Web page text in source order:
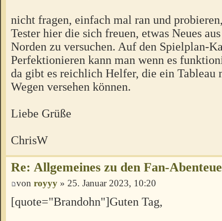
nicht fragen, einfach mal ran und
Tester hier die sich freuen, etwas Neues
Norden zu versuchen. Auf den Spielplan-
Perfektionieren kann man wenn es
da gibt es reichlich Helfer, die ein Tableau
Wegen versehen können.
Liebe Grüße
ChrisW
Re: Allgemeines zu den Fan-
von royyy » 25. Januar 2023, 10:20
[quote="Brandohn"]Guten Tag,